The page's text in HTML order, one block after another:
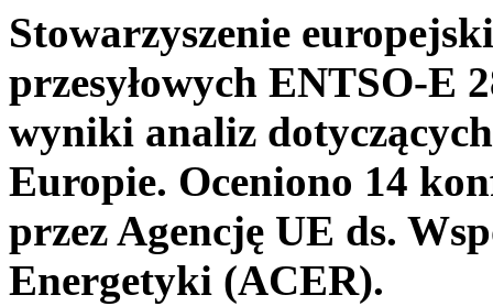
Stowarzyszenie
przesyłowych ENTSO-E
wyniki analiz
Europie. Oceniono 14
przez Agencję UE ds.
Energetyki (ACER).